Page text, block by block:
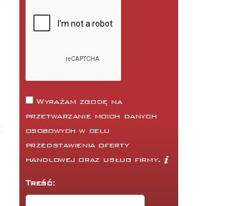
Wyrażam zgodę na
przetwarzanie moich danych
osobowych w celu
przedstawienia oferty
handlowej oraz usług firmy.
Treść: